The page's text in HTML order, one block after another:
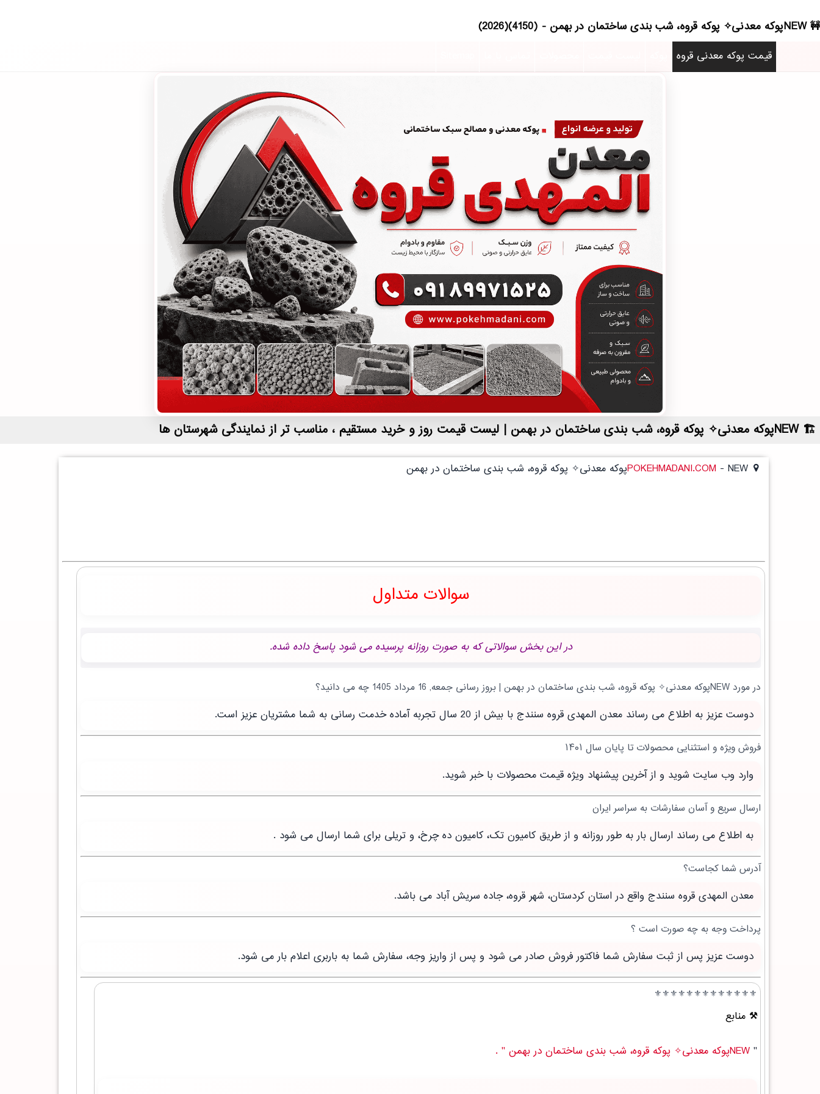
NEWپوکه معدنی✧ پوکه قروه، شب بندی ساختمان در بهمن - (4150)(2026)
قیمت پوکه معدنی قروه
NEWپوکه معدنی✧ پوکه قروه، شب بندی ساختمان در بهمن | لیست قیمت روز و خرید مستقیم ، مناسب تر از نمایندگی شهرستان ها
POKEHMADANI.COM - NEWپوکه معدنی✧ پوکه قروه، شب بندی ساختمان در بهمن
سوالات متداول
در این بخش سوالاتی که به صورت روزانه پرسیده می شود پاسخ داده شده.
در مورد NEWپوکه معدنی✧ پوکه قروه، شب بندی ساختمان در بهمن | بروز رسانی جمعه, 16 مرداد 1405 چه می دانید؟
دوست عزیز به اطلاع می رساند معدن المهدی قروه سنندج با بیش از 20 سال تجربه آماده خدمت رسانی به شما مشتریان عزیز است.
فروش ویژه و استثنایی محصولات تا پایان سال ۱۴۰۱
وارد وب سایت شوید و از آخرین پیشنهاد ویژه قیمت محصولات با خبر شوید.
ارسال سریع و آسان سفارشات به سراسر ایران
به اطلاع می رساند ارسال بار به طور روزانه و از طریق کامیون تک، کامیون ده چرخ، و تریلی برای شما ارسال می شود .
آدرس شما کجاست؟
معدن المهدی قروه سنندج واقع در استان کردستان، شهر قروه، جاده سریش آباد می باشد.
پرداخت وجه به چه صورت است ؟
دوست عزیز پس از ثبت سفارش شما فاکتور فروش صادر می شود و پس از واریز وجه، سفارش شما به باربری اعلام بار می شود.
⚜️⚜️⚜️⚜️⚜️⚜️⚜️⚜️⚜️⚜️⚜️⚜️⚜️
منابع
" NEWپوکه معدنی✧ پوکه قروه، شب بندی ساختمان در بهمن " .